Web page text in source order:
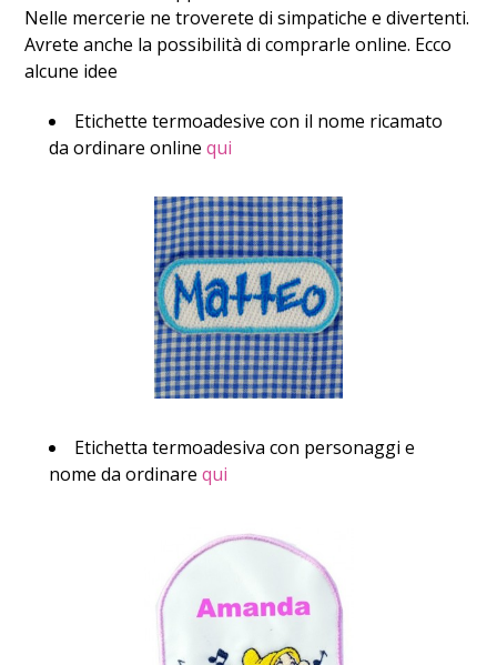
Nelle mercerie ne troverete di simpatiche e divertenti.
Avrete anche la possibilità di comprarle online. Ecco
alcune idee
Etichette termoadesive con il nome ricamato
da ordinare online qui
Etichetta termoadesiva con personaggi e
nome da ordinare qui